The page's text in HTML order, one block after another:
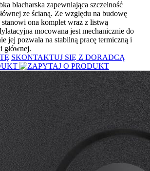
blacharska zapewniająca szczelność
ze ścianą. Ze względu na budowę
ona komplet wraz z listwą
mocowana jest mechanicznie do
jej pozwala na stabilną pracę termiczną i
głównej.
SKONTAKTUJ SIĘ Z DORADCĄ